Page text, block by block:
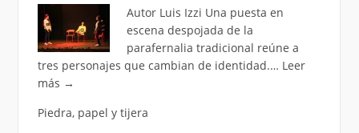
Autor Luis Izzi Una puesta en
escena despojada de la
parafernalia tradicional reúne a
tres personajes que cambian de identidad.… Leer
más →
Piedra, papel y tijera